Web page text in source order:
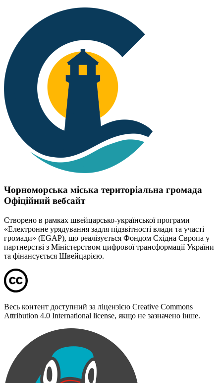
Чорноморська міська територіальна громада
Офіційний вебсайт
Створено в рамках швейцарсько-української програми
«Електронне урядування задля підзвітності влади та участі
громади» (EGAP), що реалізується Фондом Східна Європа у
партнерстві з Міністерством цифрової трансформації України
та фінансується Швейцарією.
Весь контент доступний за ліцензією Creative Commons
Attribution 4.0 International license, якщо не зазначено інше.